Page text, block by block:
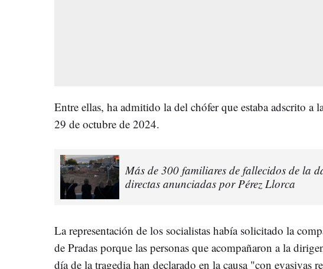
Entre ellas, ha admitido la del chófer que estaba adscrito a
29 de octubre de 2024.
Más de 300 familiares de fallecidos de la
directas anunciadas por Pérez Llorca
La representación de los socialistas había solicitado la
de Pradas porque las personas que acompañaron a la
día de la tragedia han declarado en la causa "con evasivas